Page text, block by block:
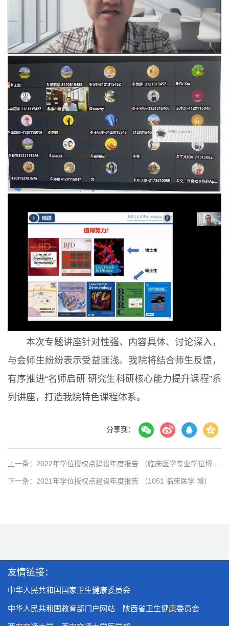
本次专题讲座针对性强、内容具体、讨论深入，
与会师生纷纷表示受益匪浅。我院将结合师生反馈，
有序推进“名师启研 研究生科研核心能力提升课程”系
列讲座，打造我院特色课程体系。
分享到：
下一条：2021年学位授权点建设年度报告 （1051 临床医学 博）
友情链接：
中华人民共和国国家卫生健康委员会
中华人民共和国教育部门户网站 陕西省卫生健康委员会